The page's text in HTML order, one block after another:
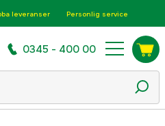
leveranser Personlig service
0345 - 400 00